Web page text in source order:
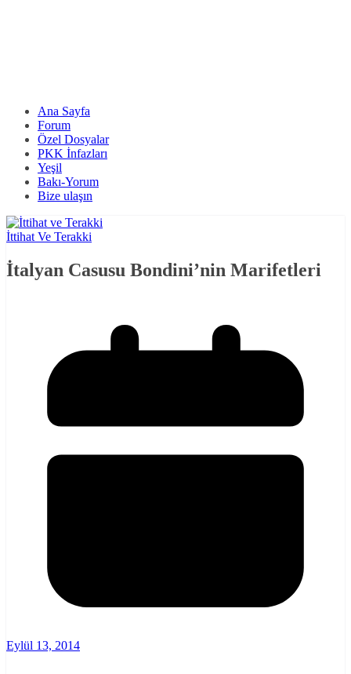
Ana Sayfa
Forum
Özel Dosyalar
PKK İnfazları
Yeşil
Bakı-Yorum
Bize ulaşın
İttihat Ve Terakki
İtalyan Casusu Bondini’nin Marifetleri
Eylül 13, 2014